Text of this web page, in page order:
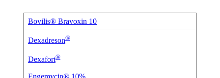
Bovilis® Bravoxin 10
Dexadreson®
Dexafort®
Engemycin® 10%